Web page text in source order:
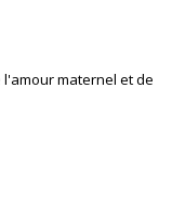
maternel et de